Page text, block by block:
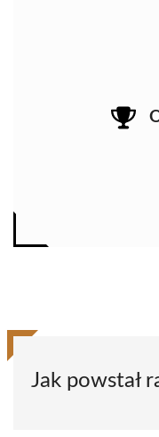
Jak powstał